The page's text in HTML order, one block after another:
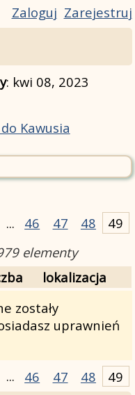
Zaloguj Zarejestruj
: kwi 08, 2023
Kawusia
... 46 47 48
49
elementy
lokalizacja
zostały
uprawnień
... 46 47 48 49